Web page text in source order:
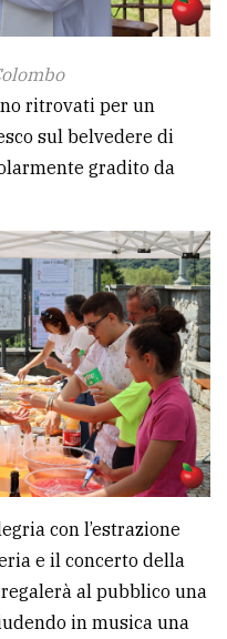
ritrovati per un
sul belvedere di
gradito da
con l’estrazione
e il concerto della
al pubblico una
in musica una